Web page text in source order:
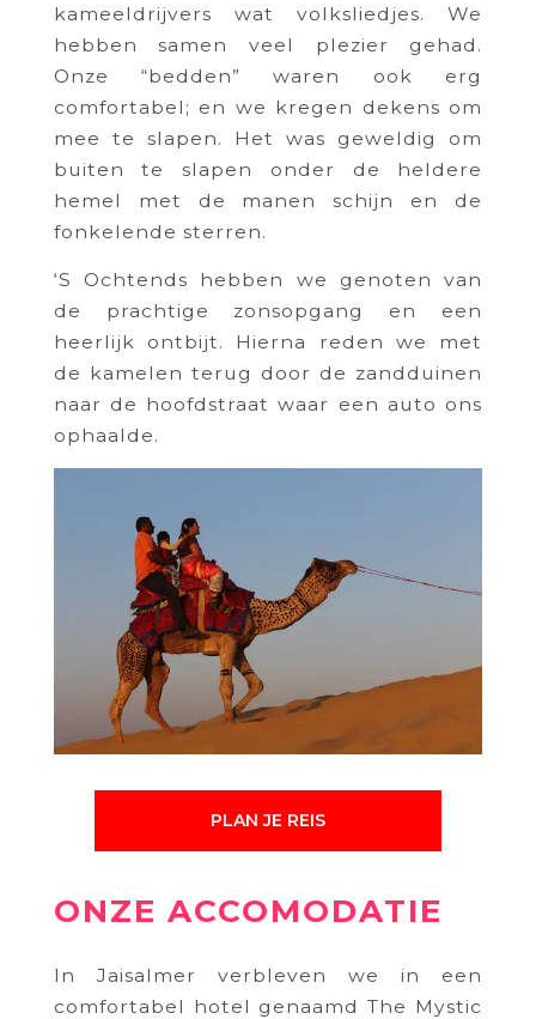
kameeldrijvers wat volksliedjes. We
hebben samen veel plezier gehad.
Onze “bedden” waren ook erg
comfortabel; en we kregen dekens om
mee te slapen. Het was geweldig om
buiten te slapen onder de heldere
hemel met de manen schijn en de
fonkelende sterren.
‘S Ochtends hebben we genoten van
de prachtige zonsopgang en een
heerlijk ontbijt. Hierna reden we met
de kamelen terug door de zandduinen
naar de hoofdstraat waar een auto ons
ophaalde.
PLAN JE REIS
ONZE ACCOMODATIE
In Jaisalmer verbleven we in een
comfortabel hotel genaamd The Mystic